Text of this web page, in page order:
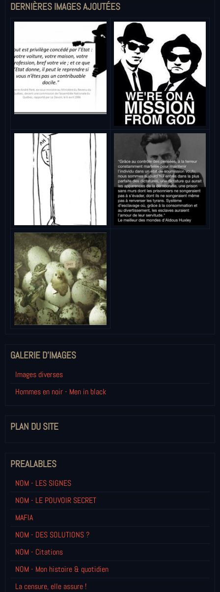
DERNIÈRES IMAGES AJOUTÉES
GALERIE D'IMAGES
Images diverses
Hommes en noir - Men in black
PLAN DU SITE
PREALABLES
NOM - LES SIGNES
NOM - LE POUVOIR SECRET
MAFIA
NOM - DES SOLUTIONS ?
NOM - Citations
NOM - Mon histoire & quotidien
La censure, elle assure !